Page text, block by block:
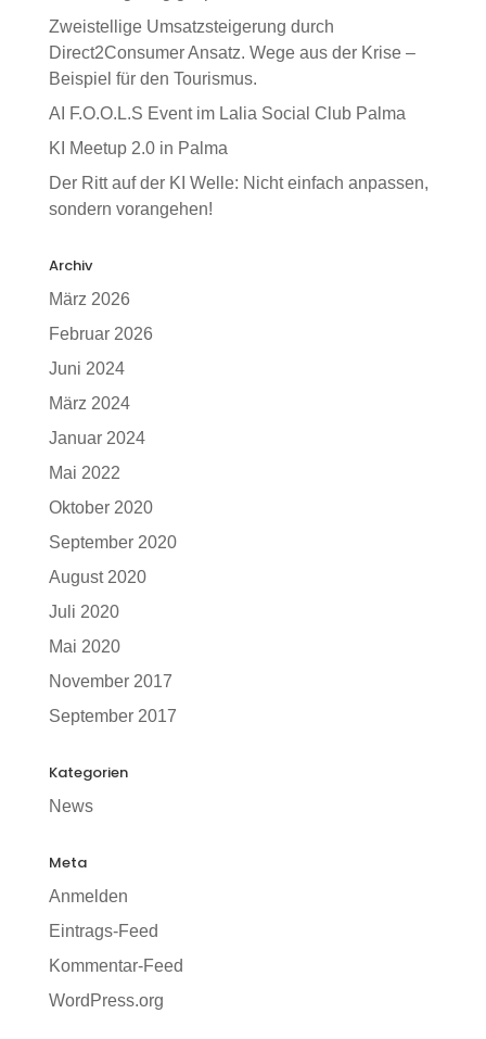
Zweistellige Umsatzsteigerung durch
Direct2Consumer Ansatz. Wege aus der Krise –
Beispiel für den Tourismus.
AI F.O.O.L.S Event im Lalia Social Club Palma
KI Meetup 2.0 in Palma
Der Ritt auf der KI Welle: Nicht einfach anpassen,
sondern vorangehen!
Archiv
März 2026
Februar 2026
Juni 2024
März 2024
Januar 2024
Mai 2022
Oktober 2020
September 2020
August 2020
Juli 2020
Mai 2020
November 2017
September 2017
Kategorien
News
Meta
Anmelden
Eintrags-Feed
Kommentar-Feed
WordPress.org